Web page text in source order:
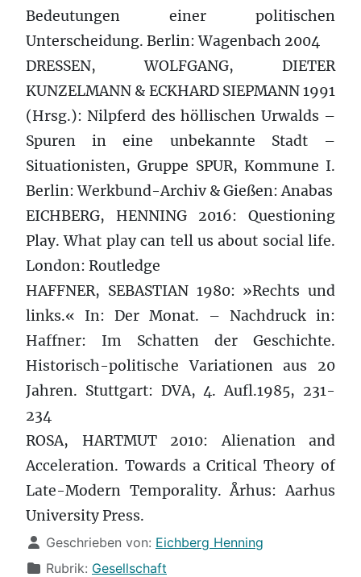
Bedeutungen einer politischen
Unterscheidung. Berlin: Wagenbach 2004
DRESSEN, WOLFGANG, DIETER
KUNZELMANN & ECKHARD SIEPMANN 1991
(Hrsg.): Nilpferd des höllischen Urwalds –
Spuren in eine unbekannte Stadt –
Situationisten, Gruppe SPUR, Kommune I.
Berlin: Werkbund-Archiv & Gießen: Anabas
EICHBERG, HENNING 2016: Questioning
Play. What play can tell us about social life.
London: Routledge
HAFFNER, SEBASTIAN 1980: »Rechts und
links.« In: Der Monat. – Nachdruck in:
Haffner: Im Schatten der Geschichte.
Historisch-politische Variationen aus 20
Jahren. Stuttgart: DVA, 4. Aufl.1985, 231-
234
ROSA, HARTMUT 2010: Alienation and
Acceleration. Towards a Critical Theory of
Late-Modern Temporality. Århus: Aarhus
University Press.
Details
Geschrieben von: Eichberg Henning
Rubrik: Gesellschaft